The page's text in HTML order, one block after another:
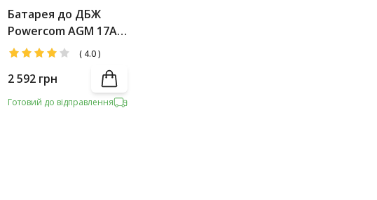
Батарея до ДБЖ
Powercom AGM 17Ah-
12V
( 4.0)
2 592 грн
Готовий до відправлення